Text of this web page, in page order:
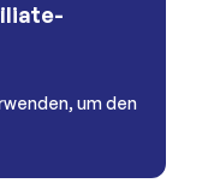
um den